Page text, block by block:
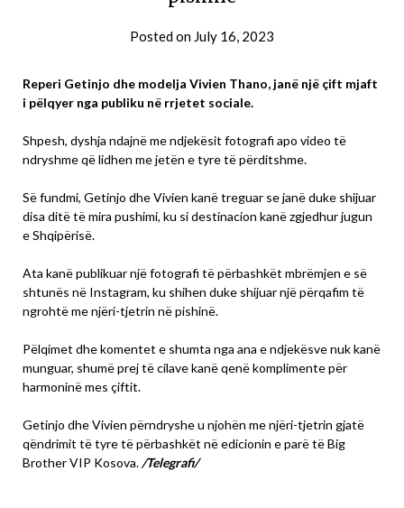
Posted on July 16, 2023
Reperi Getinjo dhe modelja Vivien Thano, janë një çift mjaft
i pëlqyer nga publiku në rrjetet sociale.
Shpesh, dyshja ndajnë me ndjekësit fotografi apo video të
ndryshme që lidhen me jetën e tyre të përditshme.
Së fundmi, Getinjo dhe Vivien kanë treguar se janë duke shijuar
disa ditë të mira pushimi, ku si destinacion kanë zgjedhur jugun
e Shqipërisë.
Ata kanë publikuar një fotografi të përbashkët mbrëmjen e së
shtunës në Instagram, ku shihen duke shijuar një përqafim të
ngrohtë me njëri-tjetrin në pishinë.
Pëlqimet dhe komentet e shumta nga ana e ndjekësve nuk kanë
munguar, shumë prej të cilave kanë qenë komplimente për
harmoninë mes çiftit.
Getinjo dhe Vivien përndryshe u njohën me njëri-tjetrin gjatë
qëndrimit të tyre të përbashkët në edicionin e parë të Big
Brother VIP Kosova. /Telegrafi/